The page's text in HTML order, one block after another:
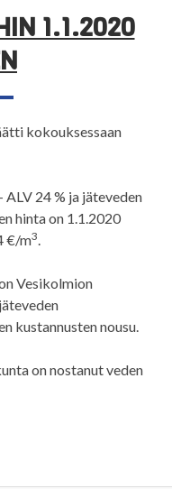
1.1.2020
kokouksessaan
24 % ja jäteveden
hinta on 1.1.2020
€/m3.
Vesikolmion
kustannusten nousu.
on nostanut veden